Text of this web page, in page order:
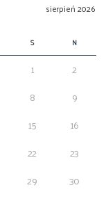
sierpień 2026
S N
1
2
8
9
15
16
22
23
29
30